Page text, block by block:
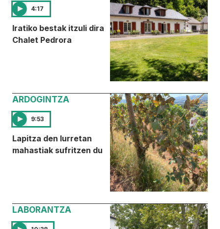
4:17
Iratiko bestak itzuli dira
Chalet Pedrora
ARDOGINTZA
9:53
Lapitza den lurretan
mahastiak sufritzen du
LABORANTZA